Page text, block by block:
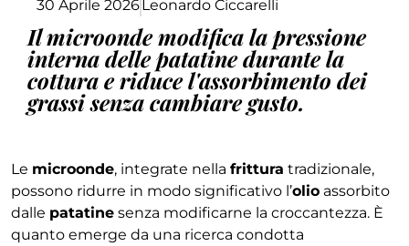
30 Aprile 2026Leonardo Ciccarelli
Il microonde modifica la pressione
interna delle patatine durante la
cottura e riduce l'assorbimento dei
grassi senza cambiare gusto.
Le microonde, integrate nella frittura tradizionale,
possono ridurre in modo significativo l’olio assorbito
dalle patatine senza modificarne la croccantezza. È
quanto emerge da una ricerca condotta